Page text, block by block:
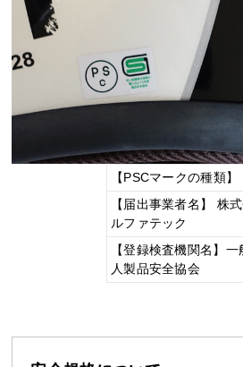
【PSCマークの種類
【届出事業者名】 株
ルファテック
【登録検査機関名】
人製品安全協会